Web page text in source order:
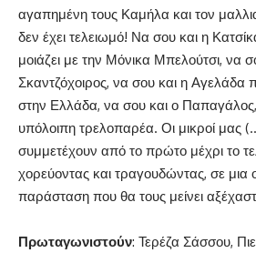
αγαπημένη τους Καμήλα και τον
δεν έχει τελειωμό! Να σου και η
μοιάζει με την Μόνικα Μπελούτσι, να
Σκαντζόχοιρος, να σου και η Αγελάδα
στην Ελλάδα, να σου και ο
υπόλοιπη τρελοπαρέα. Οι μικροί μας
συμμετέχουν από το πρώτο μέχρι το
χορεύοντας και τραγουδώντας, σε μια
παράσταση που θα τους μείνει
Πρωταγωνιστούν: Τερέζα Σάσσου,